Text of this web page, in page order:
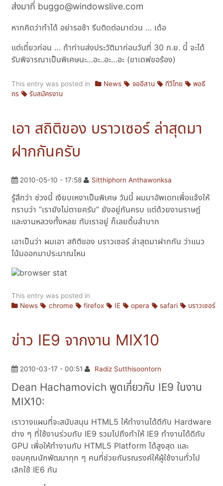
ส่งมาที่ buggo@windowslive.com
หากคิดว่าทำได้ อย่ารอช้า รีบติดต่อมาด่วน … เด้อ
แต่เดี๋ยวก่อน … ถ้าท่านส่งประวัติมาก่อนวันที่ 30 ก.ย. นี้ จะได้
รับพิจารณาเป็นพิเศษนะ…อะ..อะ…อะ (ขาเดฟขอร้อง)
This entry was posted in News จออีสาน ทีวีไทย
พอธี
กร
รับสมัครงาน
เอา สถิติของ บราวเซอร์ ล่าสุดมา
ฝากกันครับ
2010-05-10 - 17:58 Sitthiphorn Anthawonksa
รู้สึกว่า ช่วงนี้ เงียบเหงาเป็นพิเศษ วันนี้ ผมมาอัพเดทเพื่อแจ้งให้
ทราบว่า เรายังไม่ตายครับ ยังอยู่กันครบ แต่ด้วยงานราษฎ์
และงานหลวงทั้งหลย ทับเราอยู่ ก็เลยดิ้นลำบาก
เอาเป็นว่า ผมเอา สถิติของ บราวเซอร์ ล่าสุดมาฝากกัน ว่าแนว
โน้มออกมาประมาณไหน
This entry was posted in
News
chrome firefox IE opera safari บราวเซอร์
ข่าว IE9 จากงาน MIX10
2010-03-17 - 00:51 Radiz Sutthisoontorn
Dean Hachamovich พูดเกี่ยวกับ IE9 ในงาน
MIX10:
เราวางแผนที่จะสนับสนุน HTML5 ให้ทำงานได้ดีกับ Hardware
ต่าง ๆ ที่ใช้งานร่วมกับ IE9 รวมไปถึงทำให้ IE9 ทำงานได้ดีกับ
GPU เพื่อให้ทำงานกับ HTML5 Platform ได้สูงสุด และ
ขอบคุณนักพัฒนาทุก ๆ คนที่ช่วยกันรณรงค์ให้ผู้ใช้งานทั่วไป
เลิกใช้ IE6 กัน